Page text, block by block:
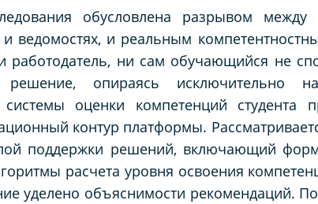
обусловлена разрывом
и ведомостях, и реальным
работодатель, ни сам обучающийся не
решение, опираясь
оценки компетенций студента
контур платформы.
поддержки решений, включающий
расчета уровня освоения
уделено объяснимости рекомендаций.